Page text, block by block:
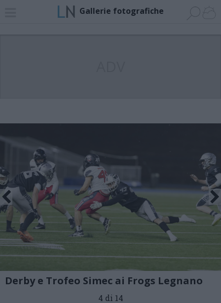
Gallerie fotografiche
Derby e Trofeo Simec ai Frogs Legnano
4 di 14